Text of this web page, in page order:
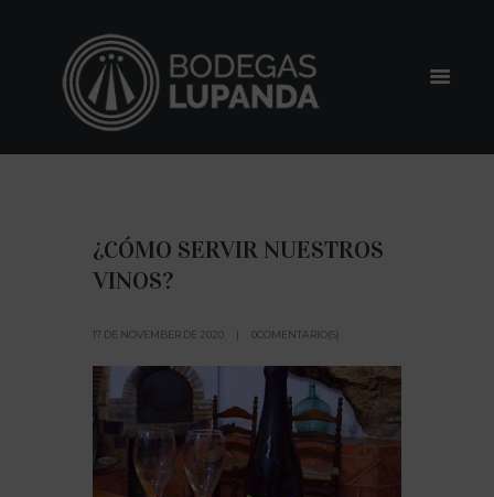
¿CÓMO SERVIR NUESTROS
VINOS?
17 DE NOVEMBER DE 2020 0COMENTARIO(S)